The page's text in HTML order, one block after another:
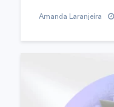
Amanda Laranjeira